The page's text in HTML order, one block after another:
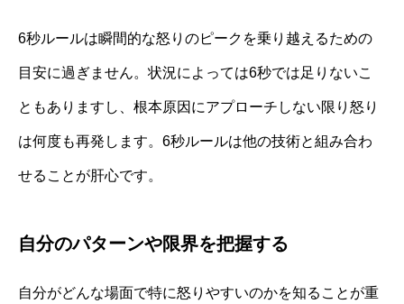
6秒ルールは瞬間的な怒りのピークを乗り越えるための
目安に過ぎません。状況によっては6秒では足りないこ
ともありますし、根本原因にアプローチしない限り怒り
は何度も再発します。6秒ルールは他の技術と組み合わ
せることが肝心です。
自分のパターンや限界を把握する
自分がどんな場面で特に怒りやすいのかを知ることが重